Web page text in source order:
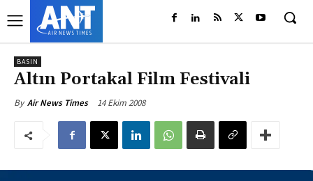
BASIN
Altın Portakal Film Festivali
By Air News Times 14 Ekim 2008